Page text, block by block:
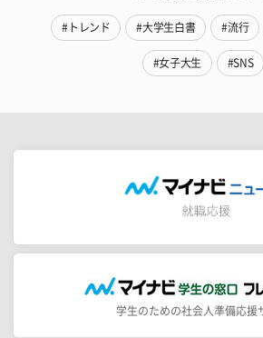
#トレンド #大学生白書 #流行
#女子大生 #SNS
学生のための社会人準備応援